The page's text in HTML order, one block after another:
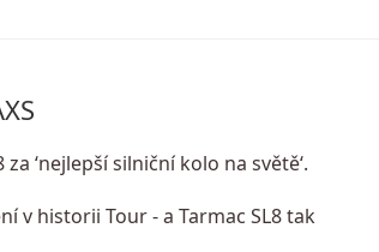
‘nejlepší silniční kolo na světě‘.
v historii Tour - a Tarmac SL8 tak